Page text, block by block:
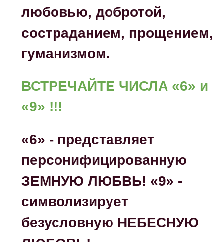
любовью, добротой,
состраданием, прощением,
гуманизмом.
ВСТРЕЧАЙТЕ ЧИСЛА «6» и
«9» !!!
«6» - представляет
персонифицированную
ЗЕМНУЮ ЛЮБВЬ! «9» -
символизирует
безусловную НЕБЕСНУЮ